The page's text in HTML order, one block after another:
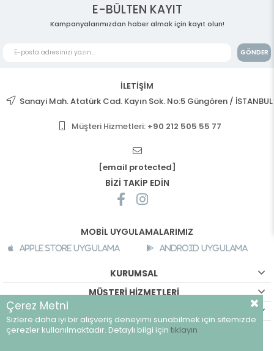
E-BÜLTEN KAYIT
Kampanyalarımızdan haber almak için kayıt olun!
GÖNDER
İLETİŞİM
Sanayi Mah. Atatürk Cad. Kayın Sok. No:5 Güngören / İSTANBUL
Müşteri Hizmetleri: +90 212 505 55 77
[email protected]
BİZİ TAKİP EDİN
MOBİL UYGULAMALARIMIZ
Apple Store Uygulama Android Uygulama
KURUMSAL
MÜŞTERİ HİZMETLERİ
©breeze.com.tr - Tüm hakları saklıdır.
Çerez Metni
Sizlere daha iyi bir alışveriş deneyimi sunabilmek için sitemizde
çerezler kullanılmaktadır. Detaylı bilgi için tıklayın